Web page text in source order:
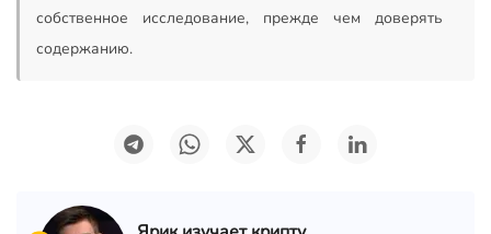
собственное исследование, прежде чем доверять
содержанию.